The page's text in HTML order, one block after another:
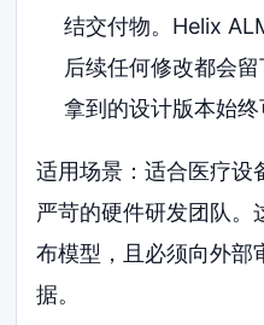
结交付物。Helix
后续任何修改都会
拿到的设计版本始终
适用场景：适合医疗设
严苛的硬件研发团队。
布模型，且必须向外部
据。